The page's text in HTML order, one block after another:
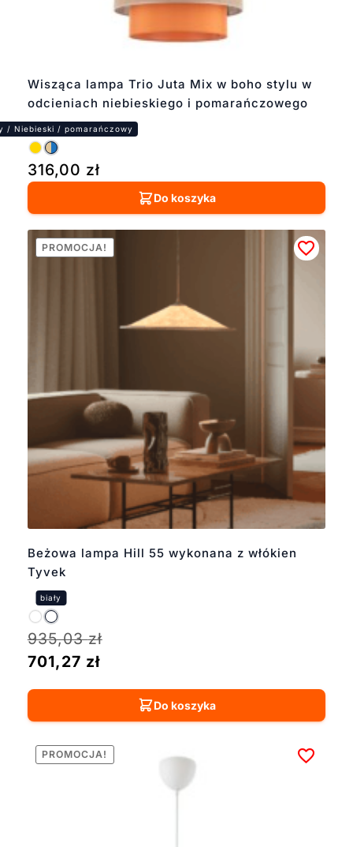
Wisząca lampa Trio Juta Mix w boho stylu w
odcieniach niebieskiego i pomarańczowego
316,00 zł
Do koszyka
Beżowa lampa Hill 55 wykonana z włókien
Tyvek
PROMOCJA!
935,03zł
701,27 zł
Do koszyka
PROMOCJA!